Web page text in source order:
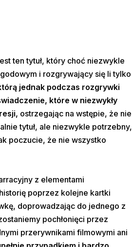
ten tytuł, który choć niezwykle
i rozgrywający się li tylko
jednak podczas rozgrywki
które w niezwykły
ostrzegając na wstępie, że nie
tytuł, ale niezwykle potrzebny,
poczucie, że nie wszystko
z elementami
poprzez kolejne kartki
doprowadzając do jednego z
pochłonięci przez
przerywnikami filmowymi ani